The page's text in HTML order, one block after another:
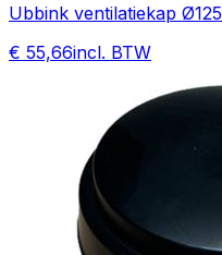
Ubbink ventilatiekap Ø125
€ 55,66incl. BTW